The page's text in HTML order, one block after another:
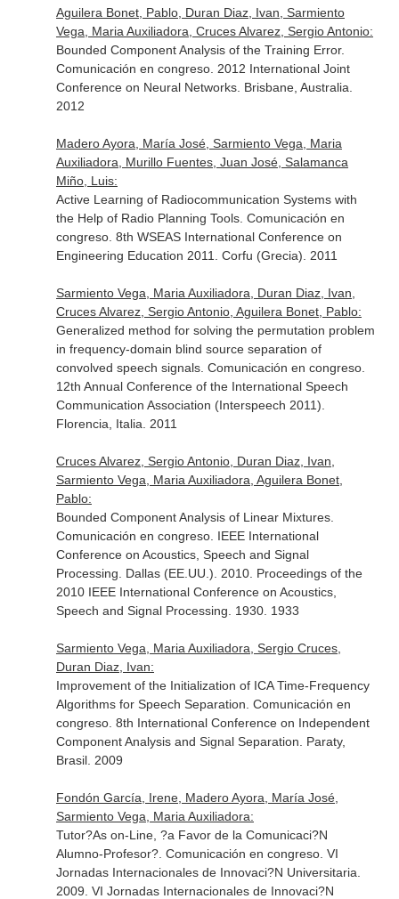
Aguilera Bonet, Pablo, Duran Diaz, Ivan, Sarmiento
Vega, Maria Auxiliadora, Cruces Alvarez, Sergio Antonio:
Bounded Component Analysis of the Training Error.
Comunicación en congreso. 2012 International Joint
Conference on Neural Networks. Brisbane, Australia.
2012
Madero Ayora, María José, Sarmiento Vega, Maria
Auxiliadora, Murillo Fuentes, Juan José, Salamanca
Miño, Luis:
Active Learning of Radiocommunication Systems with
the Help of Radio Planning Tools. Comunicación en
congreso. 8th WSEAS International Conference on
Engineering Education 2011. Corfu (Grecia). 2011
Sarmiento Vega, Maria Auxiliadora, Duran Diaz, Ivan,
Cruces Alvarez, Sergio Antonio, Aguilera Bonet, Pablo:
Generalized method for solving the permutation problem
in frequency-domain blind source separation of
convolved speech signals. Comunicación en congreso.
12th Annual Conference of the International Speech
Communication Association (Interspeech 2011).
Florencia, Italia. 2011
Cruces Alvarez, Sergio Antonio, Duran Diaz, Ivan,
Sarmiento Vega, Maria Auxiliadora, Aguilera Bonet,
Pablo:
Bounded Component Analysis of Linear Mixtures.
Comunicación en congreso. IEEE International
Conference on Acoustics, Speech and Signal
Processing. Dallas (EE.UU.). 2010. Proceedings of the
2010 IEEE International Conference on Acoustics,
Speech and Signal Processing. 1930. 1933
Sarmiento Vega, Maria Auxiliadora, Sergio Cruces,
Duran Diaz, Ivan:
Improvement of the Initialization of ICA Time-Frequency
Algorithms for Speech Separation. Comunicación en
congreso. 8th International Conference on Independent
Component Analysis and Signal Separation. Paraty,
Brasil. 2009
Fondón García, Irene, Madero Ayora, María José,
Sarmiento Vega, Maria Auxiliadora:
Tutor?As on-Line, ?a Favor de la Comunicaci?N
Alumno-Profesor?. Comunicación en congreso. VI
Jornadas Internacionales de Innovaci?N Universitaria.
2009. VI Jornadas Internacionales de Innovaci?N